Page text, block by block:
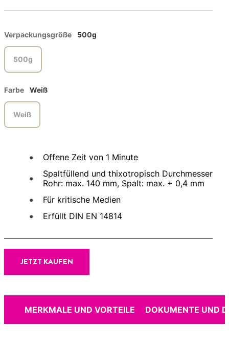
Verpackungsgröße 500g
500g
Farbe Weiß
Weiß
Offene Zeit von 1 Minute
Spaltfüllend und thixotropisch Durchmesser
Rohr: max. 140 mm, Spalt: max. + 0,4 mm
Für kritische Medien
Erfüllt DIN EN 14814
JETZT KAUFEN
MERKMALE UND VORTEILE DOKUMENTE UND